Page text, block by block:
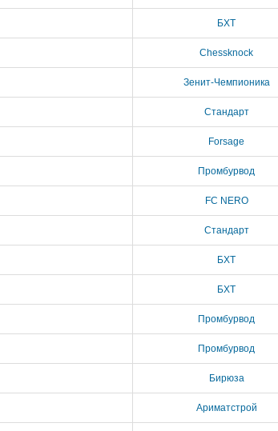
БХТ
Chessknock
Зенит-Чемпионика
Стандарт
Forsage
Промбурвод
FC NERO
Стандарт
БХТ
БХТ
Промбурвод
Промбурвод
Бирюза
Ариматстрой